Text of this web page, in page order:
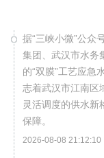
据“三峡小微”公众
集团、武汉市水务
的“双膜”工艺应
志着武汉市江南区
灵活调度的供水新
保障。
2026-08-08 21:12:10